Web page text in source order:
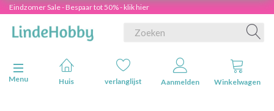
Eindzomer Sale - Bespaar tot 50% - klik hier
Navigatie in-/uitschakelen
Menu
Huis verlanglijst Aanmelden Winkelwagen